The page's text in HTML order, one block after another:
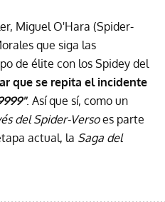
Miguel O'Hara (Spider-
que siga las
de élite con los Spidey del
que se repita el incidente
. Así que sí, como un
del Spider-Versoes parte
actual, la Saga del